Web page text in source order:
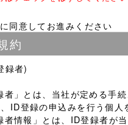
同意してお進みください